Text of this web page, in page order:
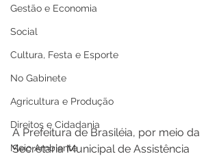
Gestão e Economia
Social
Cultura, Festa e Esporte
No Gabinete
Agricultura e Produção
Direitos e Cidadania
Meio Ambiente
A Prefeitura de Brasiléia, por meio da
Secretaria Municipal de Assistência